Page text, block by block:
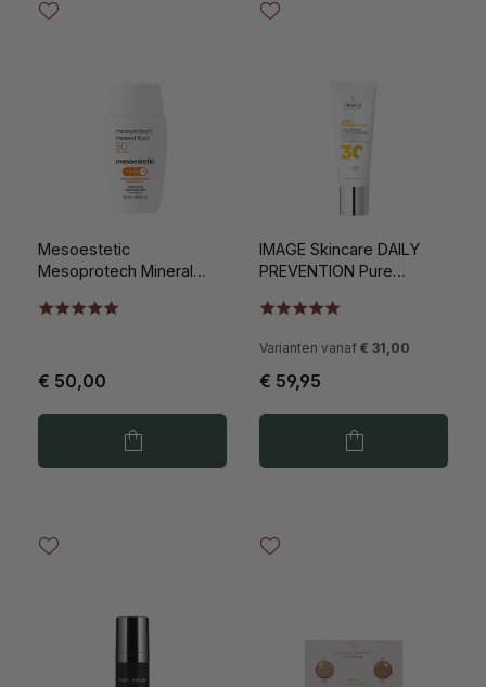
Mesoestetic
Mesoprotech Mineral
€ 50,00
IMAGE Skincare DAILY
PREVENTION Pure
Moisturizer SPF30 73gr
Varianten vanaf € 31,00
€ 59,95